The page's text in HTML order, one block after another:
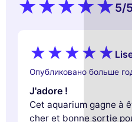
5/5
Опубликовано больше
J'adore !
Cet aquarium gagne à
cher et bonne sortie